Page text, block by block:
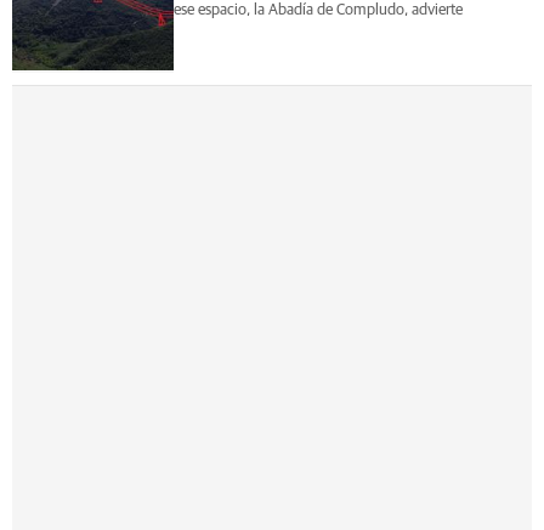
ese espacio, la Abadía de Compludo, advierte